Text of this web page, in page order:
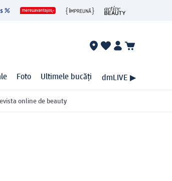
Foto Ultimele bucăți dmLIVE ▶
online de beauty